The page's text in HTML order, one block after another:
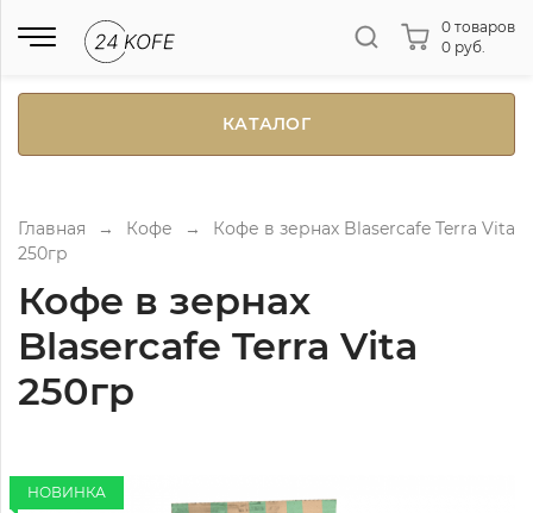
0 товаров
0 руб.
КАТАЛОГ
Главная → Кофе →
Кофе в зернах Blasercafe Terra Vita
250гр
Кофе в зернах
Blasercafe Terra Vita
250гр
НОВИНКА